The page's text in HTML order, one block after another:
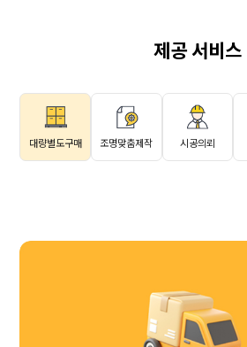
제공 서비스
대량별도구매 조명맞춤제작 시공의뢰